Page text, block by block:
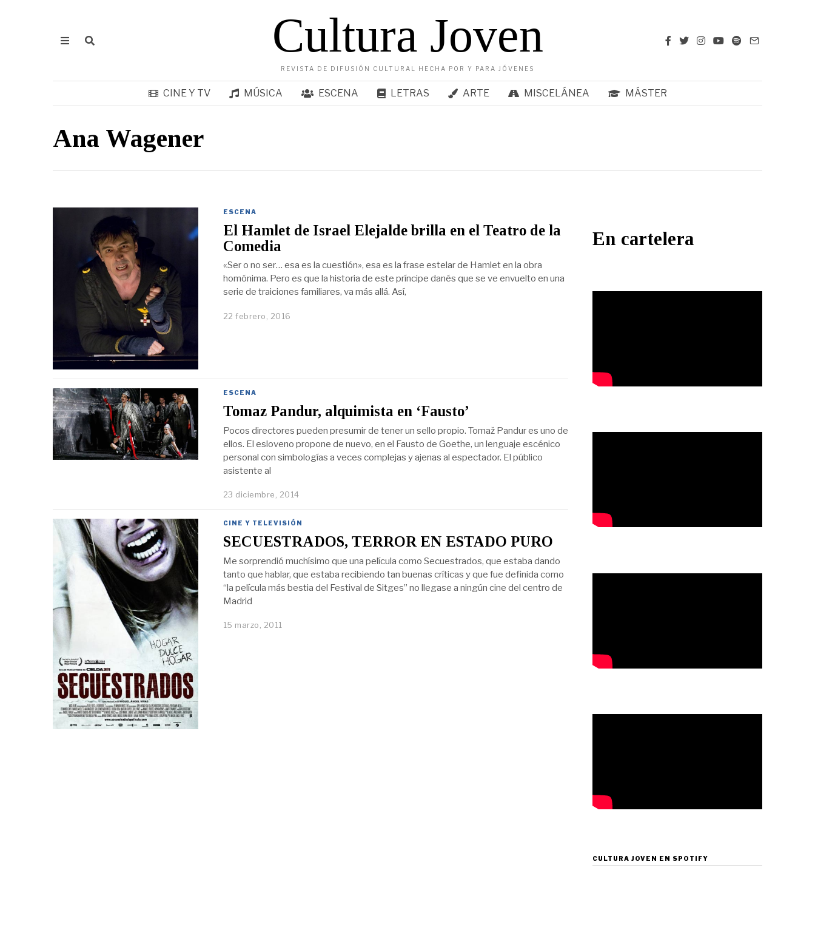
Cultura Joven
REVISTA DE DIFUSIÓN CULTURAL HECHA POR Y PARA JÓVENES
CINE Y TV MÚSICA ESCENA LETRAS ARTE MISCELÁNEA MÁSTER
Ana Wagener
ESCENA
El Hamlet de Israel Elejalde brilla en el Teatro de la
Comedia
«Ser o no ser… esa es la cuestión», esa es la frase estelar de Hamlet en la obra
homónima. Pero es que la historia de este príncipe danés que se ve envuelto en una
serie de traiciones familiares, va más allá. Así,
22 febrero, 2016
ESCENA
Tomaz Pandur, alquimista en ‘Fausto’
Pocos directores pueden presumir de tener un sello propio. Tomaž Pandur es uno de
ellos. El esloveno propone de nuevo, en el Fausto de Goethe, un lenguaje escénico
personal con simbologías a veces complejas y ajenas al espectador. El público
asistente al
23 diciembre, 2014
CINE Y TELEVISIÓN
SECUESTRADOS, TERROR EN ESTADO PURO
Me sorprendió muchísimo que una película como Secuestrados, que estaba dando
tanto que hablar, que estaba recibiendo tan buenas críticas y que fue definida como
“la película más bestia del Festival de Sitges” no llegase a ningún cine del centro de
Madrid
15 marzo, 2011
En cartelera
CULTURA JOVEN EN SPOTIFY